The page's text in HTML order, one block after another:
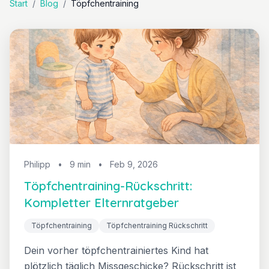
Start / Blog / Töpfchentraining
Philipp • 9 min • Feb 9, 2026
Töpfchentraining-Rückschritt:
Kompletter Elternratgeber
Töpfchentraining Töpfchentraining Rückschritt
Dein vorher töpfchentrainiertes Kind hat
plötzlich täglich Missgeschicke? Rückschritt ist